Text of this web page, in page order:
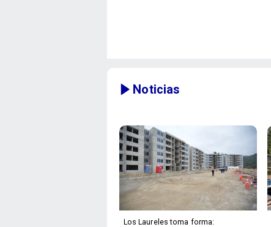
Noticias
Los Laureles toma forma: